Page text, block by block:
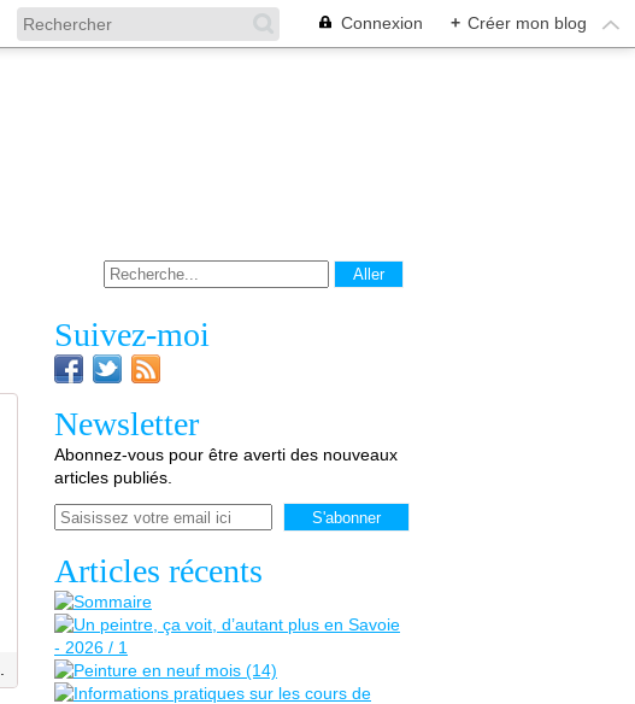
Connexion + Créer mon blog
Suivez-moi
Newsletter
Abonnez-vous pour être averti des nouveaux
articles publiés.
Email
Articles récents